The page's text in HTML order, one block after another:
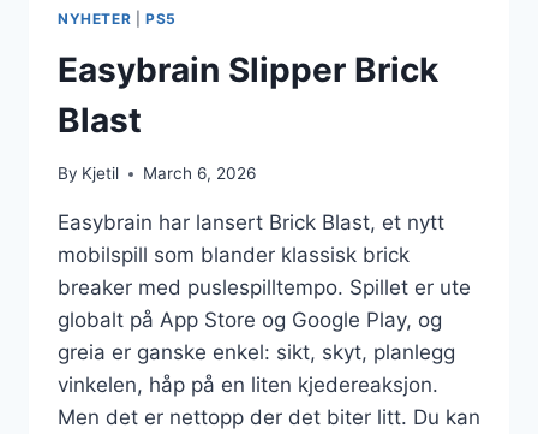
NYHETER PS5
Easybrain Slipper Brick
Blast
By Kjetil March 6, 2026
Easybrain har lansert Brick Blast, et nytt
mobilspill som blander klassisk brick
breaker med puslespilltempo. Spillet er ute
globalt på App Store og Google Play, og
greia er ganske enkel: sikt, skyt, planlegg
vinkelen, håp på en liten kjedereaksjon.
Men det er nettopp der det biter litt. Du kan